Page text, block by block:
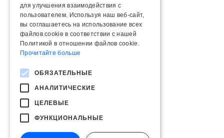
для улучшения взаимодействия с
пользователем. Используя наш веб-сайт,
вы соглашаетесь на использование всех
файлов cookie в соответствии с нашей
Политикой в ​​отношении файлов cookie.
Прочитайте больше
ОБЯЗАТЕЛЬНЫЕ
АНАЛИТИЧЕСКИЕ
ЦЕЛЕВЫЕ
ФУНКЦИОНАЛЬНЫЕ